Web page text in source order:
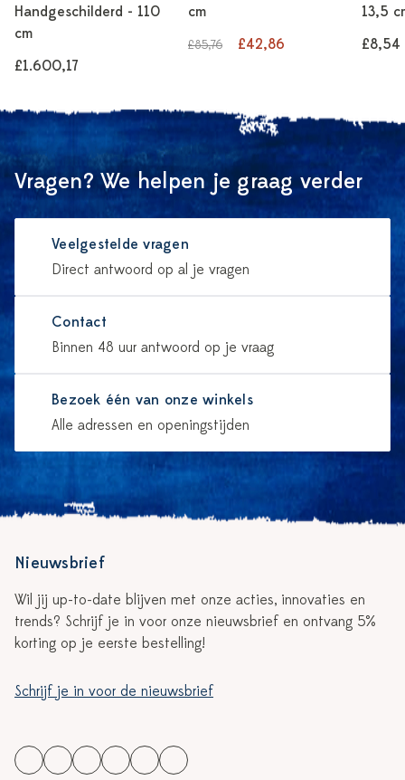
Handgeschilderd - 110
cm
£1.600,17
cm
£85,76 £42,86
13,5
£8,54
Vragen? We helpen je graag verder
Veelgestelde vragen
Direct antwoord op al je vragen
Contact
Binnen 48 uur antwoord op je vraag
Bezoek één van onze winkels
Alle adressen en openingstijden
Nieuwsbrief
Wil jij up-to-date blijven met onze acties, innovaties en
trends? Schrijf je in voor onze nieuwsbrief en ontvang 5%
korting op je eerste bestelling!
Schrijf je in voor de nieuwsbrief